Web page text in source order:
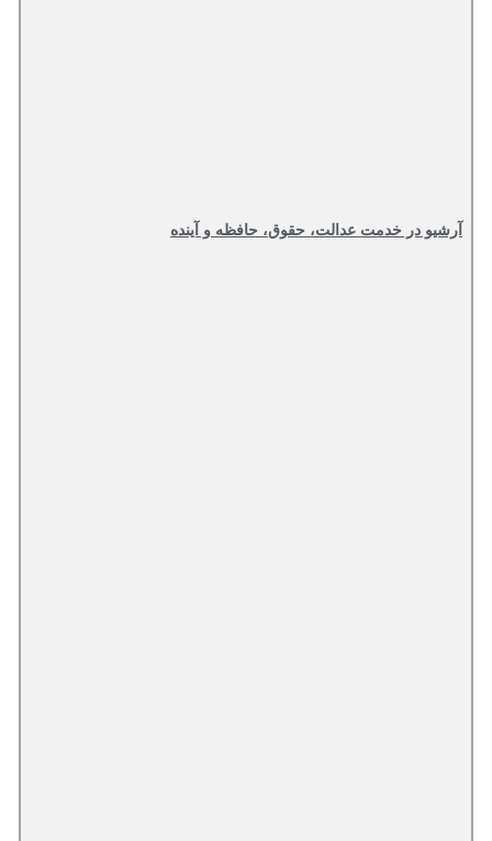
آرشیو در خدمت عدالت، حقوق، حافظه و آینده‌